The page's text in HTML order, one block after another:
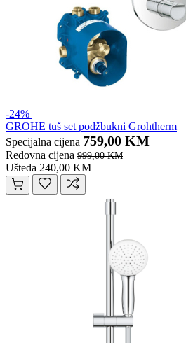
-24%
GROHE tuš set podžbukni Grohtherm
Specijalna cijena 759,00 KM
Redovna cijena 999,00 KM
Ušteda 240,00 KM